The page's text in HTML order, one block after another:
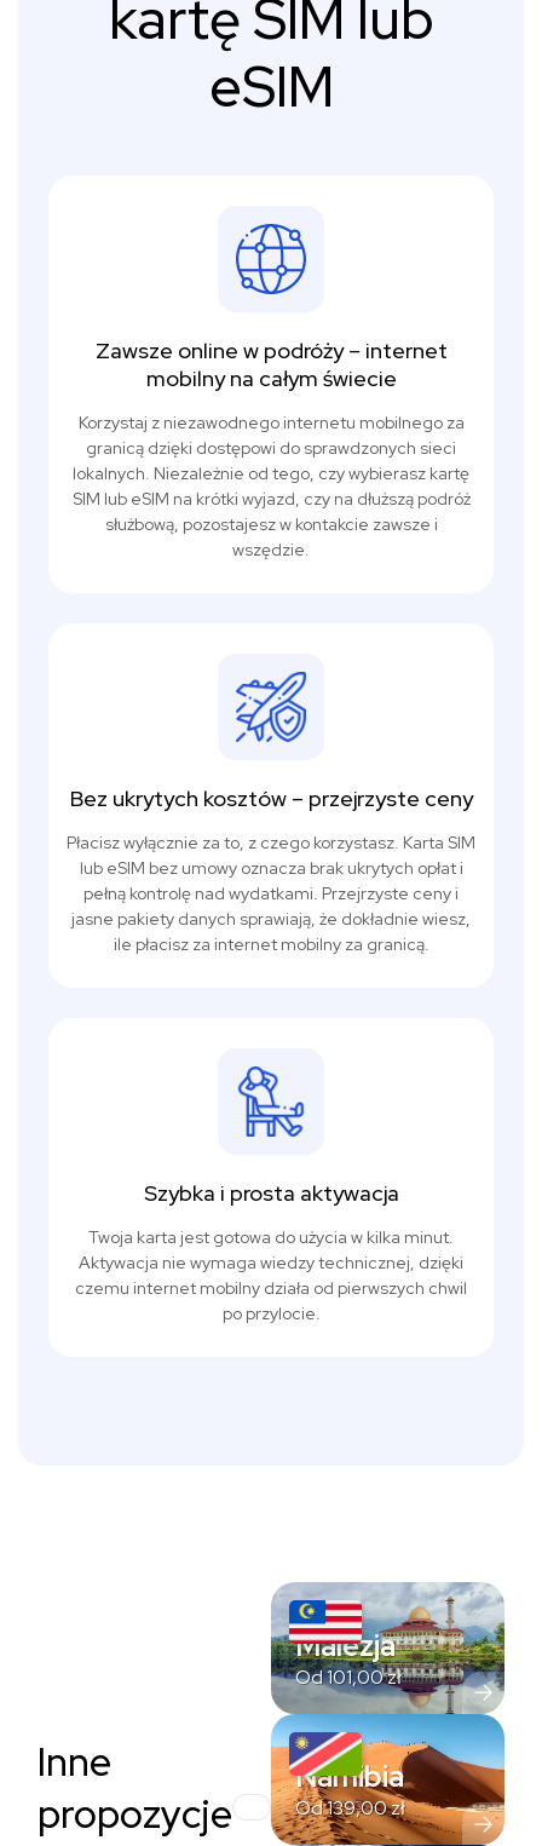
kartę SIM lub
eSIM
Zawsze online w podróży – internet
mobilny na całym świecie
Korzystaj z niezawodnego internetu mobilnego za
granicą dzięki dostępowi do sprawdzonych sieci
lokalnych. Niezależnie od tego, czy wybierasz kartę
SIM lub eSIM na krótki wyjazd, czy na dłuższą podróż
służbową, pozostajesz w kontakcie zawsze i
wszędzie.
Bez ukrytych kosztów – przejrzyste ceny
Płacisz wyłącznie za to, z czego korzystasz. Karta SIM
lub eSIM bez umowy oznacza brak ukrytych opłat i
pełną kontrolę nad wydatkami. Przejrzyste ceny i
jasne pakiety danych sprawiają, że dokładnie wiesz,
ile płacisz za internet mobilny za granicą.
Szybka i prosta aktywacja
Twoja karta jest gotowa do użycia w kilka minut.
Aktywacja nie wymaga wiedzy technicznej, dzięki
czemu internet mobilny działa od pierwszych chwil
po przylocie.
Inne
propozycje
Malezja
Od101,00zł
Namibia
Od139,00zł